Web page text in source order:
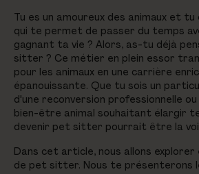
Tu es un amoureux des animaux et
qui te permet de passer du temps
gagnant ta vie ? Alors, as-tu déjà
sitter ? Ce métier en plein essor
pour les animaux en une carrière
épanouissante. Que tu sois un
d'une reconversion professionnelle
bien-être animal souhaitant élargir
devenir pet sitter pourrait être la
Dans cet article, nous allons
de pet sitter. Nous te présenterons